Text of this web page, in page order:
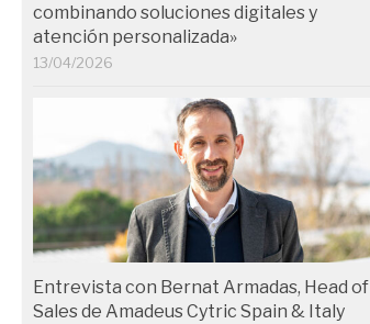
combinando soluciones digitales y
atención personalizada»
13/04/2026
Entrevista con Bernat Armadas, Head of
Sales de Amadeus Cytric Spain & Italy